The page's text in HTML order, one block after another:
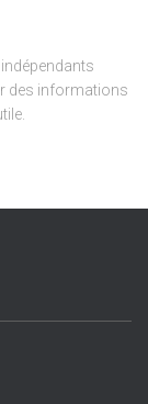
des informations